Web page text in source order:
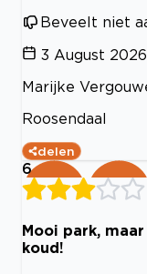
Beveelt niet
3 August 2026
Marijke
Roosendaal
delen
6
Mooi park,
koud!